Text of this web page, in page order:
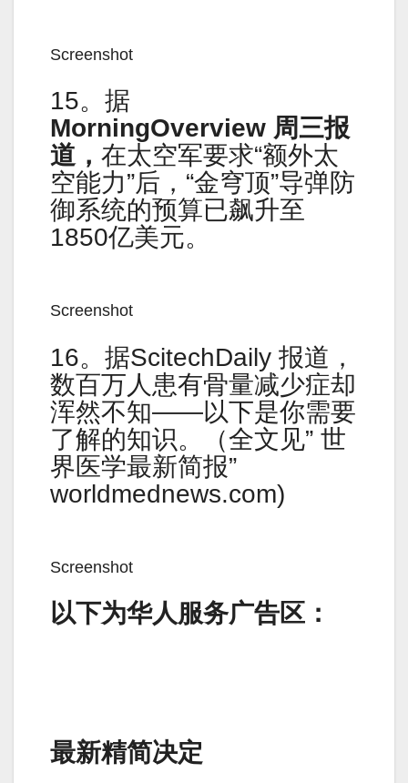
Screenshot
15。据
MorningOverview 周三报
道， 在太空军要求“额外太
空能力”后，“金穹顶”导弹防
御系统的预算已飙升至
1850亿美元。
Screenshot
16。据ScitechDaily 报道，
数百万人患有骨量减少症却
浑然不知——以下是你需要
了解的知识。（全文见” 世
界医学最新简报”
worldmednews.com)
Screenshot
以下为华人服务广告区：
最新精简决定